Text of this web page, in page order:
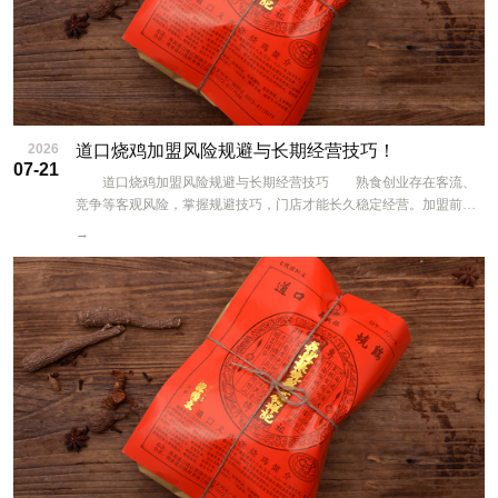
联系·服务
2026
07-21
道口烧鸡加盟风险规避与长期经营技巧！
道口烧鸡加盟风险规避与长期经营技巧 熟食创业存在客流、
竞争等客观风险，掌握规避技巧，门店才能长久稳定经营。加盟前期
高价设备的品牌。 做好财务规划，档口店启动资金可控，预留3-6
个月周转资金，应对食材采购、租金支出，避免资金断裂；每日做好
进销存记录，精准控制备货量，坚持当日清货，减少食材损耗带来的
亏损。 持续维护产品口碑，严格按照总部标准化工艺卤煮，不偷
减香料、简化工序，守住百年老汤五香风味，口味稳定才能留住回头
客。持续观察周边市场变化，若新增同类卤味店，及时调整产品组
合，推出特色凉拌菜、礼盒差异化竞争。 把握节日团购红利，提
前1-2个月对接社区、单位福利订单，礼盒组合提前备货；淡季主推平
价卤味套餐，维持基础营收。定期参加总部运营培训，学习新品制
作、营销新模式。理性看待经营收益，地段、服务决定门店盈利，脚
踏实地做好产品与服务，依托百年品牌口碑稳步经营，实现长期稳定
→